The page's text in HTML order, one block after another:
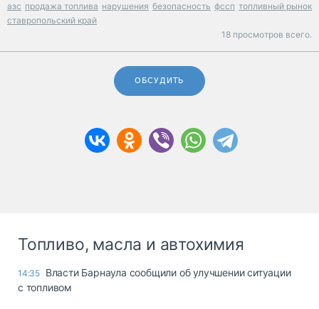
азс продажа топлива нарушения безопасность фссп топливный рынок
ставропольский край
18 просмотров всего.
ОБСУДИТЬ
Топливо, масла и автохимия
14:35 Власти Барнаула сообщили об улучшении ситуации
с топливом